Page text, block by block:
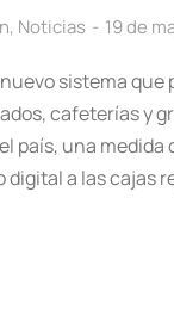
, Noticias 19 de
sistema que
cafeterías y
país, una medida
a las cajas